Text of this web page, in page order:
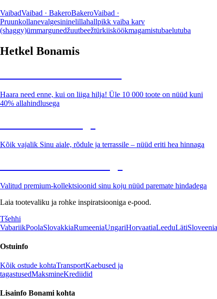
VaibadVaibad · BakeroBakeroVaibad ·
Pruunkollanevalgesininelillahallpikk vaiba karv
(shaggy)ümmargunedžuutbeežtürkiisköökmagamistubaelutuba
Hetkel Bonamis
Haara need enne, kui on liiga hilja! Üle 10 000 toote on nüüd kuni
40% allahindlusega
Kõik vajalik Sinu aiale, rõdule ja terrassile – nüüd eriti hea hinnaga
Valitud premium-kollektsioonid sinu koju nüüd paremate hindadega
Laia tootevaliku ja rohke inspiratsiooniga e-pood.
Tšehhi
VabariikPoolaSlovakkiaRumeeniaUngariHorvaatiaLeeduLätiSloveenia
Ostuinfo
Kõik ostude kohtaTransportKaebused ja
tagastusedMaksmineKrediidid
Lisainfo Bonami kohta